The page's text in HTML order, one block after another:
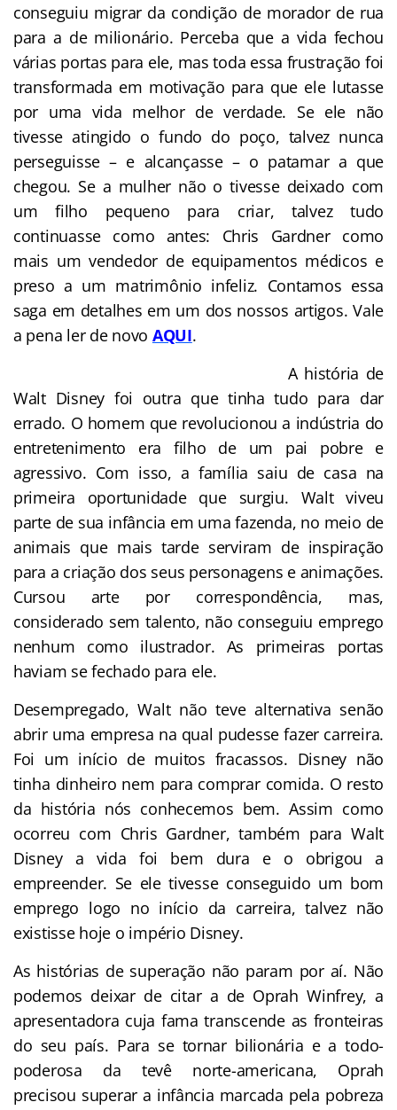
conseguiu migrar da condição de morador de rua
para a de milionário. Perceba que a vida fechou
várias portas para ele, mas toda essa frustração foi
transformada em motivação para que ele lutasse
por uma vida melhor de verdade. Se ele não
tivesse atingido o fundo do poço, talvez nunca
perseguisse – e alcançasse – o patamar a que
chegou. Se a mulher não o tivesse deixado com
um filho pequeno para criar, talvez tudo
continuasse como antes: Chris Gardner como
mais um vendedor de equipamentos médicos e
preso a um matrimônio infeliz. Contamos essa
saga em detalhes em um dos nossos artigos. Vale
a pena ler de novo AQUI.
A história de
Walt Disney foi outra que tinha tudo para dar
errado. O homem que revolucionou a indústria do
entretenimento era filho de um pai pobre e
agressivo. Com isso, a família saiu de casa na
primeira oportunidade que surgiu. Walt viveu
parte de sua infância em uma fazenda, no meio de
animais que mais tarde serviram de inspiração
para a criação dos seus personagens e animações.
Cursou arte por correspondência, mas,
considerado sem talento, não conseguiu emprego
nenhum como ilustrador. As primeiras portas
haviam se fechado para ele.
Desempregado, Walt não teve alternativa senão
abrir uma empresa na qual pudesse fazer carreira.
Foi um início de muitos fracassos. Disney não
tinha dinheiro nem para comprar comida. O resto
da história nós conhecemos bem. Assim como
ocorreu com Chris Gardner, também para Walt
Disney a vida foi bem dura e o obrigou a
empreender. Se ele tivesse conseguido um bom
emprego logo no início da carreira, talvez não
existisse hoje o império Disney.
As histórias de superação não param por aí. Não
podemos deixar de citar a de Oprah Winfrey, a
apresentadora cuja fama transcende as fronteiras
do seu país. Para se tornar bilionária e a todo-
poderosa da tevê norte-americana, Oprah
precisou superar a infância marcada pela pobreza